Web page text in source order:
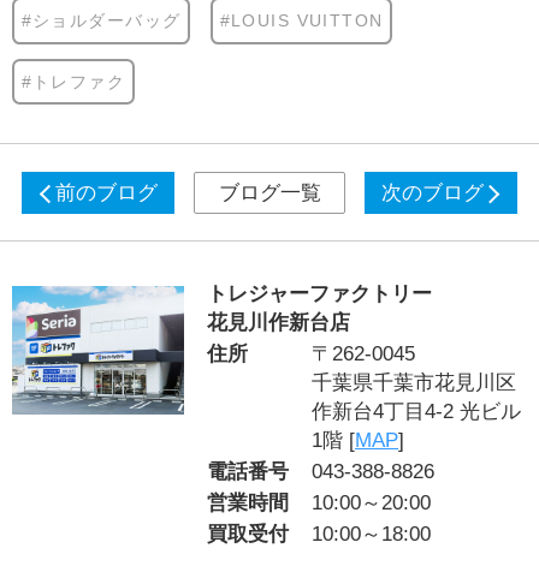
#ショルダーバッグ #LOUIS VUITTON
#トレファク
前のブログ ブログ一覧 次のブログ
トレジャーファクトリー
花見川作新台店
住所
〒262-0045
千葉県千葉市花見川区
作新台4丁目4-2 光ビル
1階 [MAP]
電話番号
043-388-8826
営業時間
10:00～20:00
買取受付
10:00～18:00